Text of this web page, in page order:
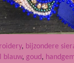
, bijzondere
blauw, goud,